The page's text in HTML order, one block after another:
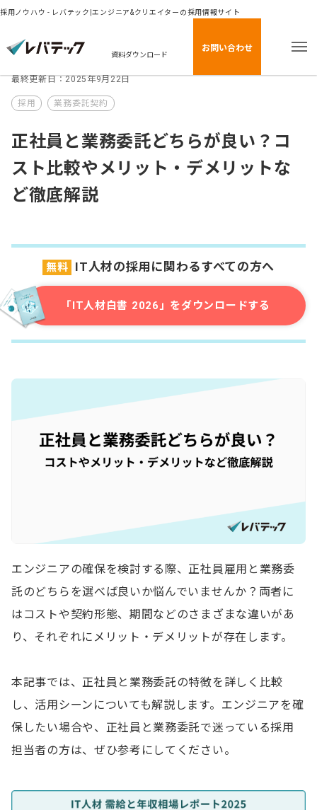
採用ノウハウ - レバテック|エンジニア&クリエイターの採用情報サイト
資料ダウンロード
お問い合わせ
最終更新日：2025年9月22日
採用 業務委託契約
正社員と業務委託どちらが良い？コ
スト比較やメリット・デメリットな
ど徹底解説
無料 IT人材の採用に関わるすべての方へ
「IT人材白書 2026」をダウンロードする
エンジニアの確保を検討する際、正社員雇用と業務委
託のどちらを選べば良いか悩んでいませんか？両者に
はコストや契約形態、期間などのさまざまな違いがあ
り、それぞれにメリット・デメリットが存在します。
本記事では、正社員と業務委託の特徴を詳しく比較
し、活用シーンについても解説します。エンジニアを確
保したい場合や、正社員と業務委託で迷っている採用
担当者の方は、ぜひ参考にしてください。